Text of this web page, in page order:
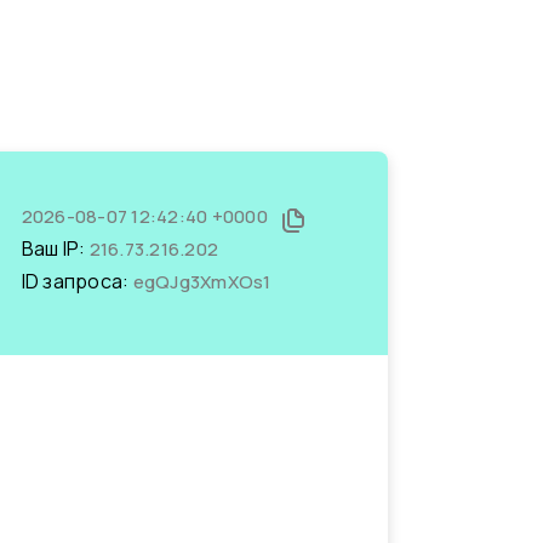
2026-08-07 12:42:40 +0000
Ваш IP: 216.73.216.202
ID запроса: egQJg3XmXOs1